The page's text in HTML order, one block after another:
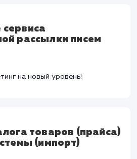
заявок в CRM
чтобы данный функционал
сервиса